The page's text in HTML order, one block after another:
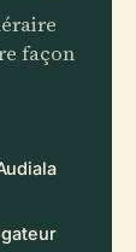
façon